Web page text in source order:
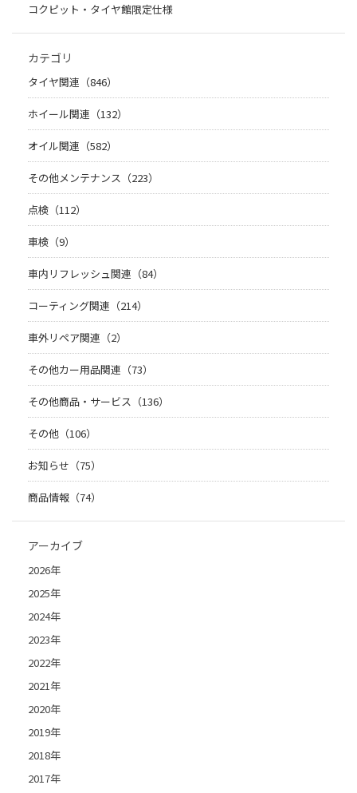
コクピット・タイヤ館限定仕様
カテゴリ
タイヤ関連（846）
ホイール関連（132）
オイル関連（582）
その他メンテナンス（223）
点検（112）
車検（9）
車内リフレッシュ関連（84）
コーティング関連（214）
車外リペア関連（2）
その他カー用品関連（73）
その他商品・サービス（136）
その他（106）
お知らせ（75）
商品情報（74）
アーカイブ
2026年
2025年
2024年
2023年
2022年
2021年
2020年
2019年
2018年
2017年